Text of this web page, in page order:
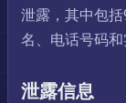
泄露，其中包
名、电话号码和
泄露信息